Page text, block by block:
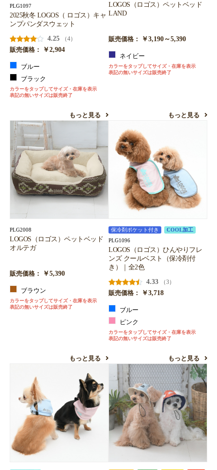
PLG1097
2025秋冬 LOGOS（ ロゴス）キャ
ンプパンダスウェット
4.25
（4）
販売価格：
￥2,904
ブルー
ブラック
カラーをタップしてサイズ・在庫を表示
表記の無いサイズは販売終了
もっと見る
LOGOS（ロゴス）ペットベッド
LAND
販売価格： ￥3,190～5,390
ネイビー
カラーをタップしてサイズ・在庫を表示
表記の無いサイズは販売終了
もっと見る
PLG2008
LOGOS（ロゴス）ペットベッド
オルテガ
販売価格： ￥5,390
ブラウン
カラーをタップしてサイズ・在庫を表示
表記の無いサイズは販売終了
もっと見る
保冷剤ポケット付き COOL加工
PLG1096
LOGOS（ロゴス）ひんやりフレ
ンズ クールベスト（保冷剤付
き）｜全2色
4.33
（3）
販売価格：
￥3,718
ブルー
ピンク
カラーをタップしてサイズ・在庫を表示
表記の無いサイズは販売終了
もっと見る